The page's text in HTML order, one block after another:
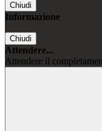
Chiudi
Informazione
Chiudi
Attendere...
Attendere il